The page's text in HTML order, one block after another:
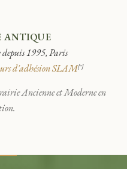
ANTIQUE
1995, Paris
d'adhésion SLAM[*]
Ancienne et Moderne en